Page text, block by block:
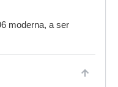
moderna, a ser